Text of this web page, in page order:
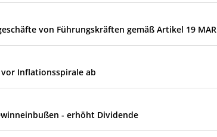
von Führungskräften gemäß Artikel 19 MAR
Inflationsspirale ab
- erhöht Dividende